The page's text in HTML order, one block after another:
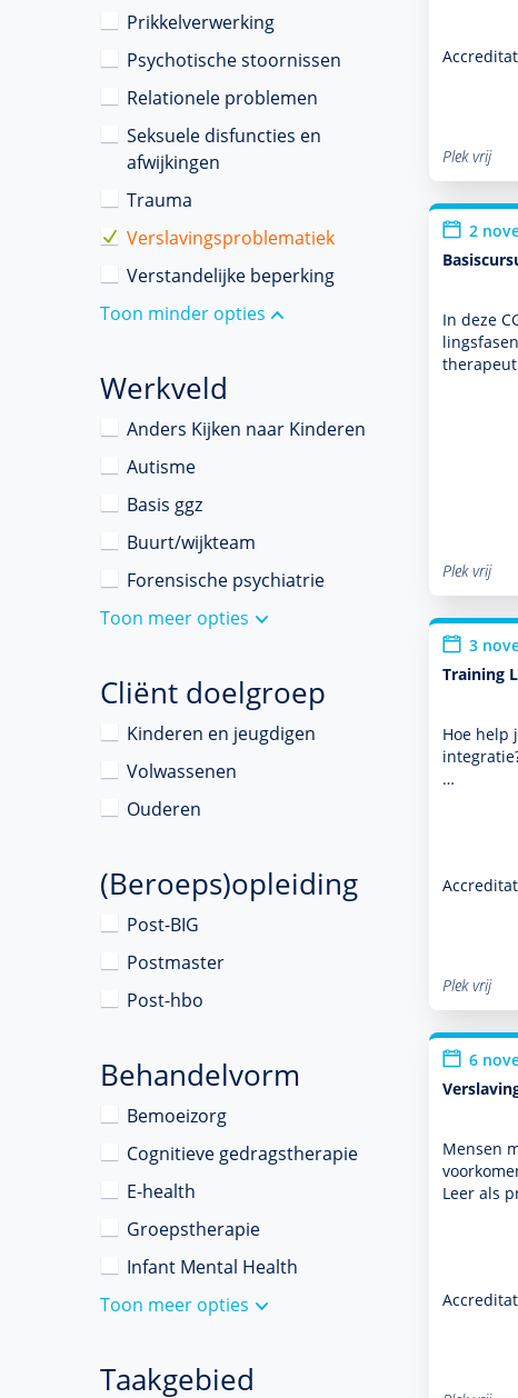
Prikkelverwerking
Psychotische stoornissen
Relationele problemen
Seksuele disfuncties en
afwijkingen
Trauma
Verslavingsproblematiek
Verstandelijke beperking
Toon minder opties
Werkveld
Anders Kijken naar Kinderen
Autisme
Basis ggz
Buurt/wijkteam
Forensische psychiatrie
Toon meer opties
Cliënt doelgroep
Kinderen en jeugdigen
Volwassenen
Ouderen
(Beroeps)opleiding
Post-BIG
Postmaster
Post-hbo
Behandelvorm
Bemoeizorg
Cognitieve gedragstherapie
E-health
Groepstherapie
Infant Mental Health
Toon meer opties
Taakgebied
Plek vrij
2
In deze
Plek vrij
3
Training
Hoe help
…
Plek vrij
6
Mensen
Leer als